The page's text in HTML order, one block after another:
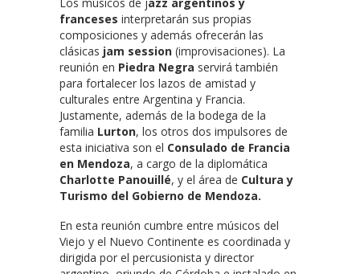
franceses interpretarán sus propias
composiciones y además ofrecerán las
clásicas jam session (improvisaciones). La
reunión en Piedra Negra servirá también
para fortalecer los lazos de amistad y
culturales entre Argentina y Francia.
Justamente, además de la bodega de la
familia Lurton, los otros dos impulsores de
esta iniciativa son el Consulado de Francia
en Mendoza, a cargo de la diplomática
Charlotte Panouillé, y el área de Cultura y
Turismo del Gobierno de Mendoza.
En esta reunión cumbre entre músicos del
Viejo y el Nuevo Continente es coordinada y
dirigida por el percusionista y director